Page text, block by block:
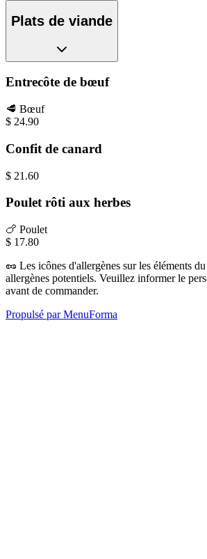
Plats de viande
Entrecôte de bœuf
🥩 Bœuf
$ 24.90
Confit de canard
$ 21.60
Poulet rôti aux herbes
🍗 Poulet
$ 17.80
🥜 Les icônes d'allergènes sur les éléments
allergènes potentiels. Veuillez informer le
avant de commander.
Propulsé par MenuForma